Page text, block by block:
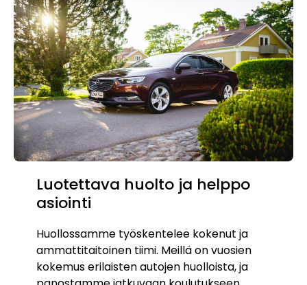
Luotettava huolto ja helppo
asiointi
Huollossamme työskentelee kokenut ja
ammattitaitoinen tiimi. Meillä on vuosien
kokemus erilaisten autojen huolloista, ja